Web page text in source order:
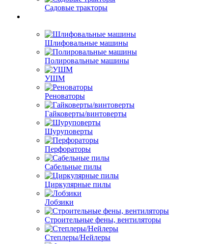
Садовые тракторы
Шлифовальные машины
Полировальные машины
УШМ
Реноваторы
Гайковерты/винтоверты
Шуруповерты
Перфораторы
Сабельные пилы
Циркулярные пилы
Лобзики
Строительные фены, вентиляторы
Степлеры/Нейлеры